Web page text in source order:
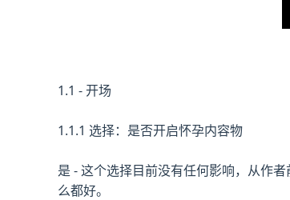
1.1 - 开场
1.1.1 选择：是否开启怀孕内容物
是 - 这个选择目前没有任何影响，从作
么都好。